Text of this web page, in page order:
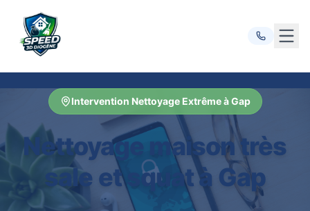
Intervention Nettoyage Extrême à Gap
Nettoyage maison très
sale et squat à Gap